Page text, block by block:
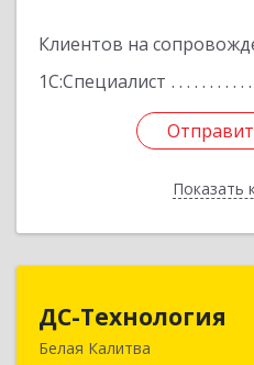
Клиентов на
1С:Специалист
Показать
ДС-Технология
Белая Калитва
347045, Ростовская